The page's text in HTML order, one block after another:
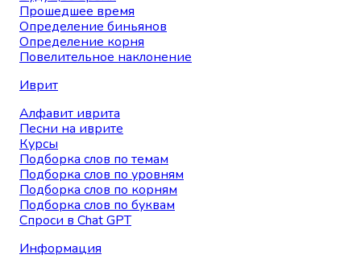
Прошедшее время
Определение биньянов
Определение корня
Повелительное наклонение
Иврит
Алфавит иврита
Песни на иврите
Курсы
Подборка слов по темам
Подборка слов по уровням
Подборка слов по корням
Подборка слов по буквам
Спроси в Chat GPT
Информация